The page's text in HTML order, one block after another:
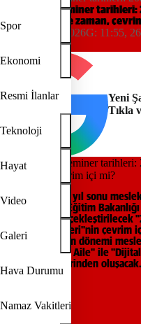
Spor
Ekonomi
Resmi İlanlar
Teknoloji
Hayat
Video
Galeri
Hava Durumu
Namaz Vakitleri
zaman, çevrim içi mi?
Öğretmen seminer
seminerleri ne zaman,
11:55, 26/06/2026G: 11:55,
Yeni
Tıkla
Öğretmenlerin yıl sonu
netleşti. Milli Eğitim
Haziran'da gerçekleştirilecek
Çalışma Semineri"nin çevrim
bildirdi. Haziran dönemi
(Bağımlılık) ve Aile" ile
eğitim içeriklerinden oluşacak.
REKLAM